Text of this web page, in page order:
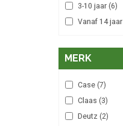
3-10 jaar (6)
Vanaf 14 jaar
MERK
Case (7)
Claas (3)
Deutz (2)